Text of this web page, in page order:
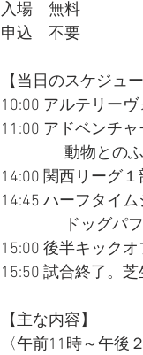
入場　無料
申込　不要
【当日のスケジュー
10:00 アルテリー
11:00 アドベンチ
動物とのふれあ
14:00 関西リーグ１
14:45 ハーフタイム
ドッグパフォー
15:00 後半キックオ
15:50 試合終了。
【主な内容】
〈午前11時～午後